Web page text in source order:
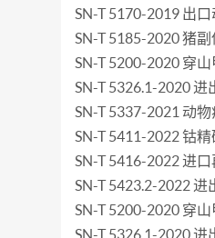
SN-T 5170-2019 出
SN-T 5185-2020 猪
SN-T 5200-2020 穿
SN-T 5326.1-2020
SN-T 5337-2021 动
SN-T 5411-2022 钴
SN-T 5416-2022 进
SN-T 5423.2-2022
SN-T 5200-2020 穿
SN-T 5326.1-2020